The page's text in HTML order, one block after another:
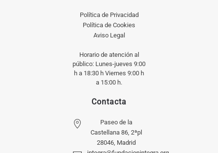
Política de Privacidad
Política de Cookies
Aviso Legal
Horario de atención al
público: Lunes-jueves 9:00
h a 18:30 h Viernes 9:00 h
a 15:00 h.
Contacta
Paseo de la
Castellana 86, 2ªpl
28046, Madrid